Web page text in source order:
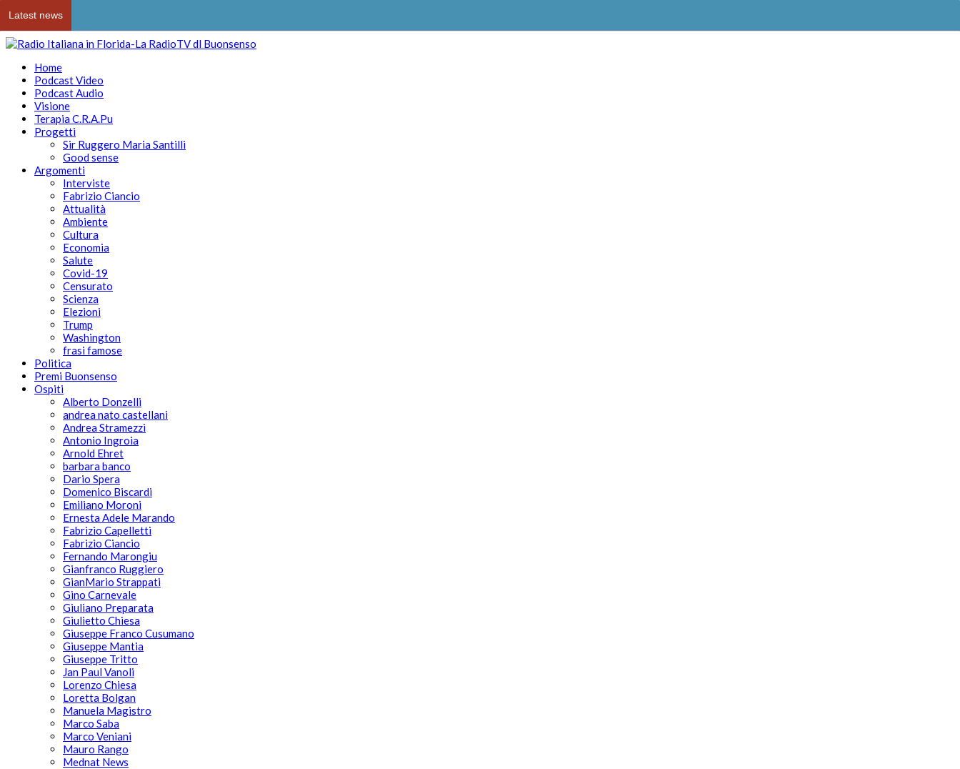
Latest news
Home
Podcast Video
Podcast Audio
Visione
Terapia C.R.A.Pu
Progetti
Sir Ruggero Maria Santilli
Good sense
Argomenti
Interviste
Fabrizio Ciancio
Attualità
Ambiente
Cultura
Economia
Salute
Covid-19
Censurato
Scienza
Elezioni
Trump
Washington
frasi famose
Politica
Premi Buonsenso
Ospiti
Alberto Donzelli
andrea nato castellani
Andrea Stramezzi
Antonio Ingroia
Arnold Ehret
barbara banco
Dario Spera
Domenico Biscardi
Emiliano Moroni
Ernesta Adele Marando
Fabrizio Capelletti
Fabrizio Ciancio
Fernando Marongiu
Gianfranco Ruggiero
GianMario Strappati
Gino Carnevale
Giuliano Preparata
Giulietto Chiesa
Giuseppe Franco Cusumano
Giuseppe Mantia
Giuseppe Tritto
Jan Paul Vanoli
Lorenzo Chiesa
Loretta Bolgan
Manuela Magistro
Marco Saba
Marco Veniani
Mauro Rango
Mednat News